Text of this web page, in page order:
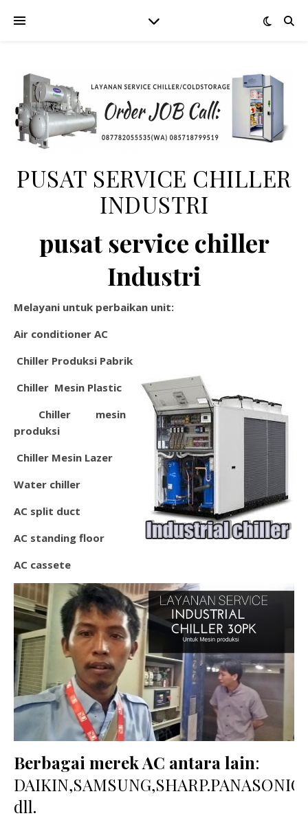
PUSAT SERVICE CHILLER
INDUSTRI
pusat service chiller
Industri
Melayani untuk perbaikan unit:
Air conditioner AC
Chiller Produksi Pabrik
Chiller Mesin Plastic
Chiller mesin
produksi
Chiller Mesin Lazer
Water chiller
AC split duct
AC standing floor
AC cassete
Berbagai merek AC antara lain:
dll.